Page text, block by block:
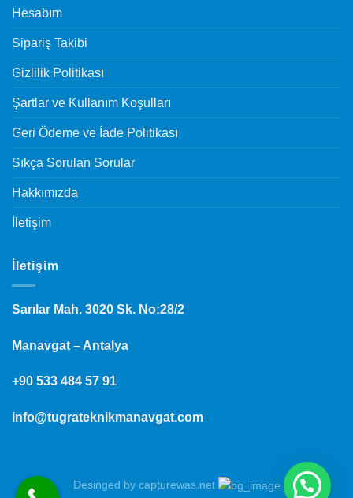
Hesabım
Sipariş Takibi
Gizlilik Politikası
Şartlar ve Kullanım Koşulları
Geri Ödeme ve İade Politikası
Sıkça Sorulan Sorular
Hakkımızda
İletişim
İletişim
Sarılar Mah. 3020 Sk. No:28/2
Manavgat – Antalya
+90 533 484 57 91
info@tugrateknikmanavgat.com
Desinged by capturewas.net